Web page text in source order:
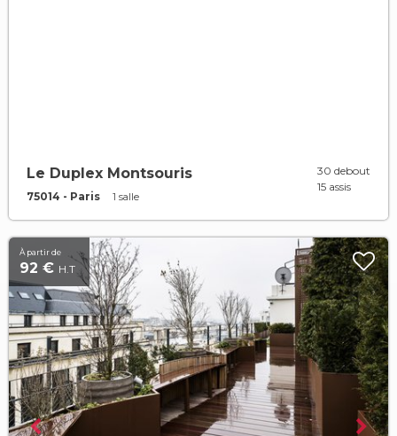
Le Duplex Montsouris
75014 - Paris 1 salle
30 debout
15 assis
À partir de
92 € H.T